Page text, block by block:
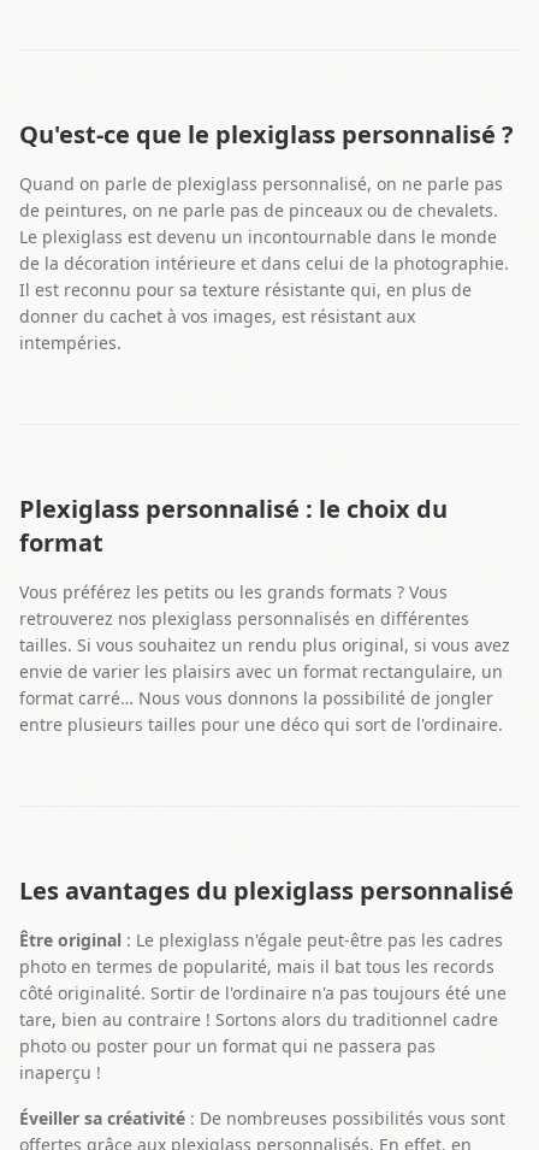
Qu'est-ce que le plexiglass personnalisé ?
Quand on parle de plexiglass personnalisé, on ne parle pas
de peintures, on ne parle pas de pinceaux ou de chevalets.
Le plexiglass est devenu un incontournable dans le monde
de la décoration intérieure et dans celui de la photographie.
Il est reconnu pour sa texture résistante qui, en plus de
donner du cachet à vos images, est résistant aux
intempéries.
Plexiglass personnalisé : le choix du
format
Vous préférez les petits ou les grands formats ? Vous
retrouverez nos plexiglass personnalisés en différentes
tailles. Si vous souhaitez un rendu plus original, si vous avez
envie de varier les plaisirs avec un format rectangulaire, un
format carré… Nous vous donnons la possibilité de jongler
entre plusieurs tailles pour une déco qui sort de l'ordinaire.
Les avantages du plexiglass personnalisé
Être original : Le plexiglass n'égale peut-être pas les cadres
photo en termes de popularité, mais il bat tous les records
côté originalité. Sortir de l'ordinaire n'a pas toujours été une
tare, bien au contraire ! Sortons alors du traditionnel cadre
photo ou poster pour un format qui ne passera pas
inaperçu !
Éveiller sa créativité : De nombreuses possibilités vous sont
offertes grâce aux plexiglass personnalisés. En effet, en